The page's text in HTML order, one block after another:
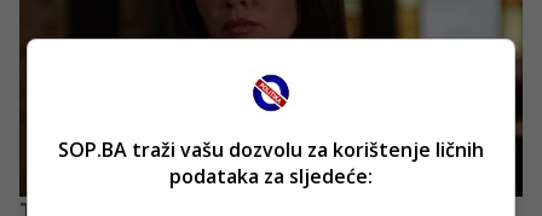
SOP.BA traži vašu dozvolu za korištenje ličnih
podataka za sljedeće: